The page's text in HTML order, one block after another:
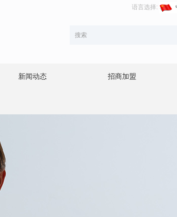
语言选择:
新闻动态 招商加盟